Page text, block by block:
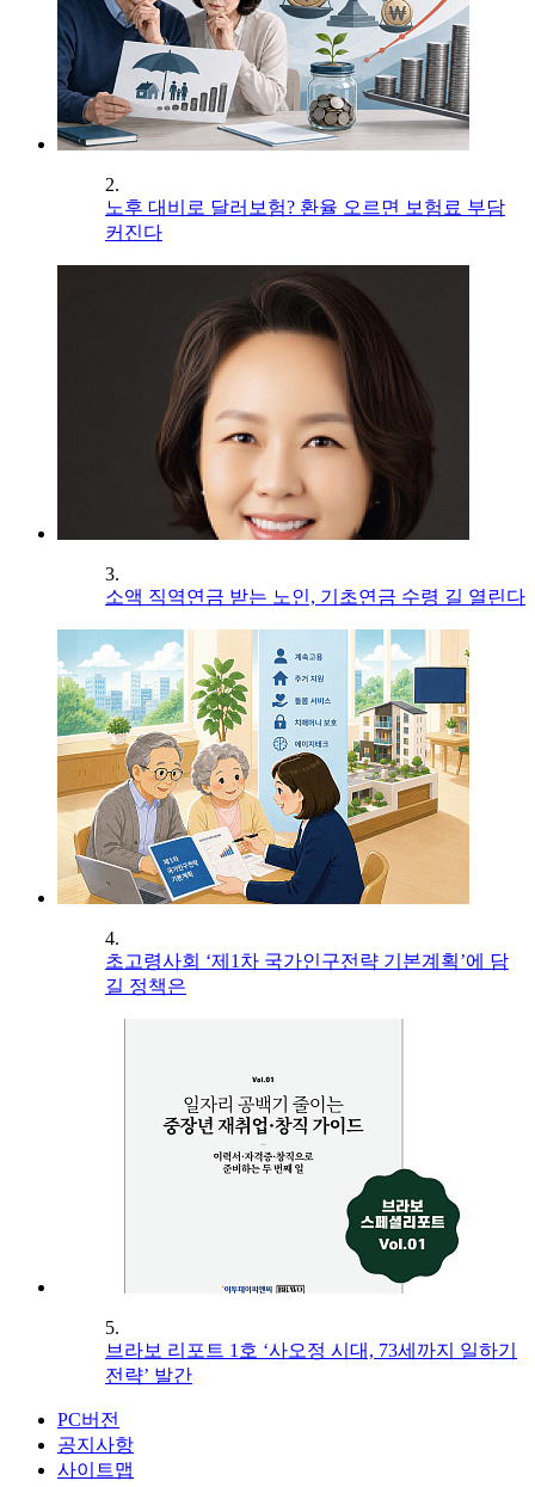
2.
노후 대비로 달러보험? 환율 오르면 보험료 부담
커진다
3.
소액 직역연금 받는 노인, 기초연금 수령 길 열린다
4.
초고령사회 ‘제1차 국가인구전략 기본계획’에 담
길 정책은
5.
브라보 리포트 1호 ‘사오정 시대, 73세까지 일하기
전략’ 발간
PC버전
공지사항
사이트맵